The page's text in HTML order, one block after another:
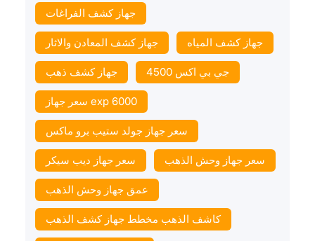
جهاز كشف الفراغات
جهاز كشف المعادن والاثار جهاز كشف المياه
جهاز كشف ذهب جي بي اكس 4500
سعر جهاز exp 6000
سعر جهاز جولد ستيب برو ماكس
سعر جهاز ديب سيكر سعر جهاز وحش الذهب
عمق جهاز وحش الذهب
كاشف الذهب مخطط جهاز كشف الذهب